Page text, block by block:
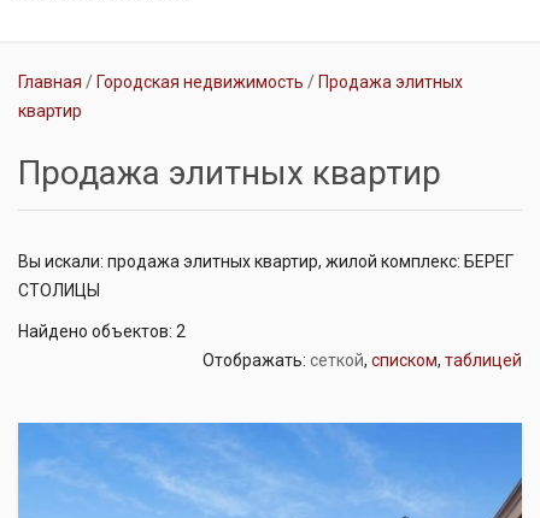
Главная Городская недвижимость
Продажа элитных
квартир
Продажа элитных квартир
Вы искали: продажа элитных квартир, жилой комплекс: БЕРЕГ
СТОЛИЦЫ
Найдено объектов: 2
Отображать: сеткой, списком, таблицей